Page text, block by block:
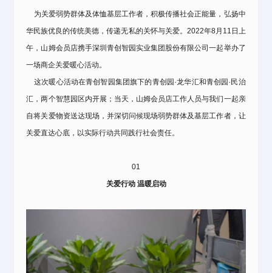
为关爱弱势群体及体恤基层工作者，积极传播社会正能量，弘扬中
华民族优良的传统美德，传递无私的关怀与关爱。2022年8月11日上
午，山姆会员店携手深圳青创智园实业集团股份有限公司一起举办了
一场商企关爱暖心活动。
这次暖心活动在青创智园集团旗下的青创园·龙华汇和青创园·民治
汇 ，两个智慧园区内开展；当天，山姆会员店工作人员与我们一起亲
自将关爱物资送达现场，并深切问候现场弱势群体及基层工作者，让
关爱直达心底，以实际行动共同践行社会责任。
01
关爱行动 温暖启动